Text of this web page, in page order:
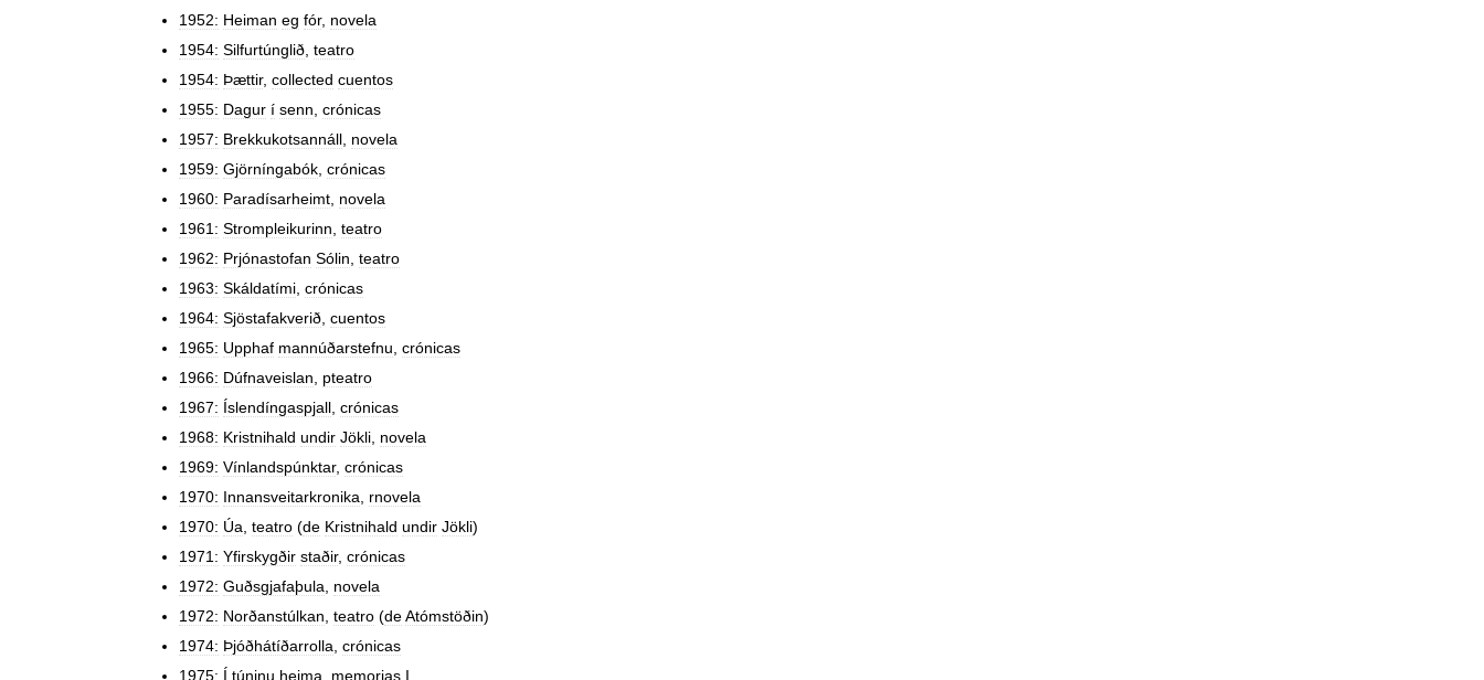
1952: Heiman eg fór, novela
1954: Silfurtúnglið teatro
1954: Þættir, collected cuentos
1955: Dagur í senn crónicas
1957: Brekkukotsannáll novela
1959: Gjörníngabók crónicas
1960: Paradísarheimt novela
1961: Strompleikurinn teatro
1962: Prjónastofan Sólin teatro
1963: Skáldatími crónicas
1964: Sjöstafakverið cuentos
1965: Upphaf mannúðarstefnu crónicas
1966: Dúfnaveislan
pteatro
1967: Íslendíngaspjall crónicas
1968: Kristnihald undir Jökli novela
1969: Vínlandspúnktar, crónicas
1970: Innansveitarkronika
rnovela
1970: Úa teatro (de Kristnihald undir Jökli)
1971: Yfirskygðir staðir, crónicas
1972: Guðsgjafaþula
novela
1972: Norðanstúlkan teatro (deAtómstöðin)
1974: Þjóðhátíðarrolla crónicas
1975: Í túninu heima memorias I